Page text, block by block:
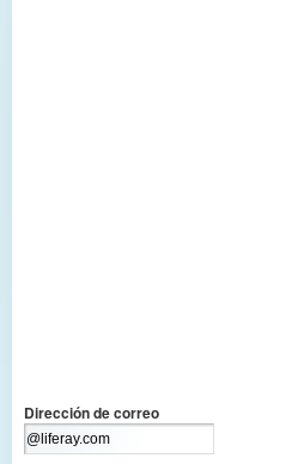
Dirección de correo